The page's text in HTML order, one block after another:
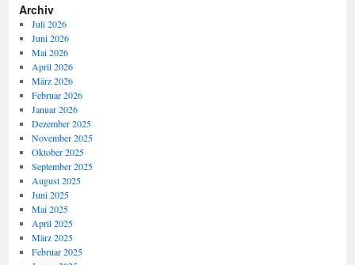
Archiv
Juli 2026
Juni 2026
Mai 2026
April 2026
März 2026
Februar 2026
Januar 2026
Dezember 2025
November 2025
Oktober 2025
September 2025
August 2025
Juni 2025
Mai 2025
April 2025
März 2025
Februar 2025